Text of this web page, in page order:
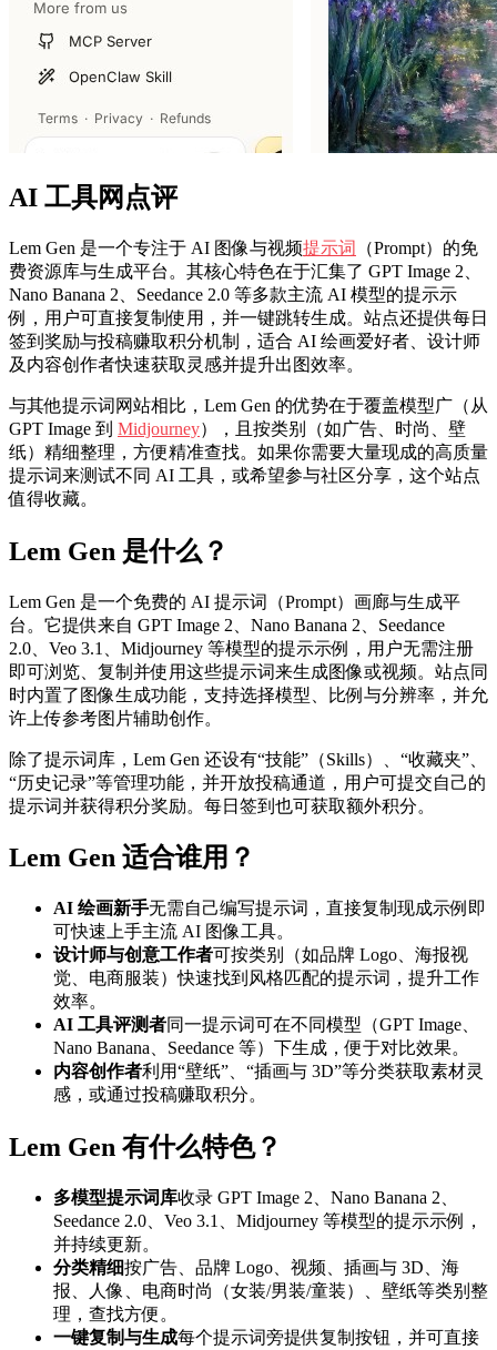
AI 工具网点评
Lem Gen 是一个专注于 AI 图像与视频提示词
（Prompt）的免
费资源库与生成平台。其核心特色在于汇集了 GPT Image 2、
Nano Banana 2、Seedance 2.0 等多款主流 AI 模型的提示示
例，用户可直接复制使用，并一键跳转生成。站点还提供每日
签到奖励与投稿赚取积分机制，适合 AI 绘画爱好者、设计师
及内容创作者快速获取灵感并提升出图效率。
与其他提示词网站相比，Lem Gen 的优势在于覆盖模型广（从
GPT Image 到 Midjourney），且按类别（如广告、时尚、壁
纸）精细整理，方便精准查找。如果你需要大量现成的高质量
提示词来测试不同 AI 工具，或希望参与社区分享，这个站点
值得收藏。
Lem Gen 是什么？
Lem Gen 是一个免费的 AI 提示词（Prompt）画廊与生成平
台。它提供来自 GPT Image 2、Nano Banana 2、Seedance
2.0、Veo 3.1、Midjourney 等模型的提示示例，用户无需注册
即可浏览、复制并使用这些提示词来生成图像或视频。站点同
时内置了图像生成功能，支持选择模型、比例与分辨率，并允
许上传参考图片辅助创作。
除了提示词库，Lem Gen 还设有“技能”（Skills）、“收藏夹”、
“历史记录”等管理功能，并开放投稿通道，用户可提交自己的
提示词并获得积分奖励。每日签到也可获取额外积分。
Lem Gen 适合谁用？
AI 绘画新手无需自己编写提示词，直接复制现成示例即
可快速上手主流 AI 图像工具。
设计师与创意工作者可按类别（如品牌 Logo、海报视
觉、电商服装）快速找到风格匹配的提示词，提升工作
效率。
AI 工具评测者同一提示词可在不同模型（GPT Image、
Nano Banana、Seedance 等）下生成，便于对比效果。
内容创作者利用“壁纸”、“插画与 3D”等分类获取素材灵
感，或通过投稿赚取积分。
Lem Gen 有什么特色？
多模型提示词库收录 GPT Image 2、Nano Banana 2、
Seedance 2.0、Veo 3.1、Midjourney 等模型的提示示例，
并持续更新。
分类精细按广告、品牌 Logo、视频、插画与 3D、海
报、人像、电商时尚（女装/男装/童装）、壁纸等类别整
理，查找方便。
一键复制与生成每个提示词旁提供复制按钮，并可直接